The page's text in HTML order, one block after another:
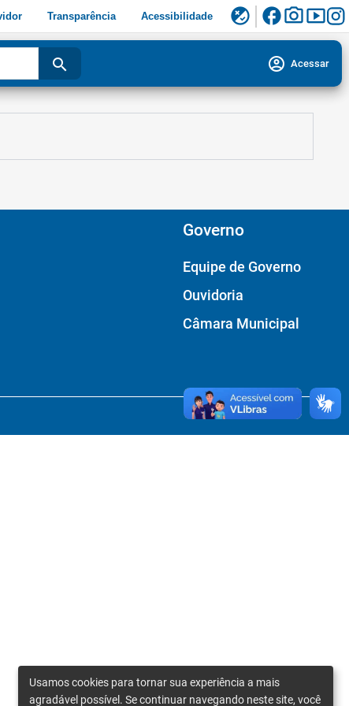
Transparência Acessibilidade flaky facebookphoto_camerasmart_display
search account_circle Acessar
Governo
Equipe de Governo
Ouvidoria
Câmara Municipal
Usamos cookies para tornar sua experiência a mais
agradável possível. Se continuar navegando neste site, você